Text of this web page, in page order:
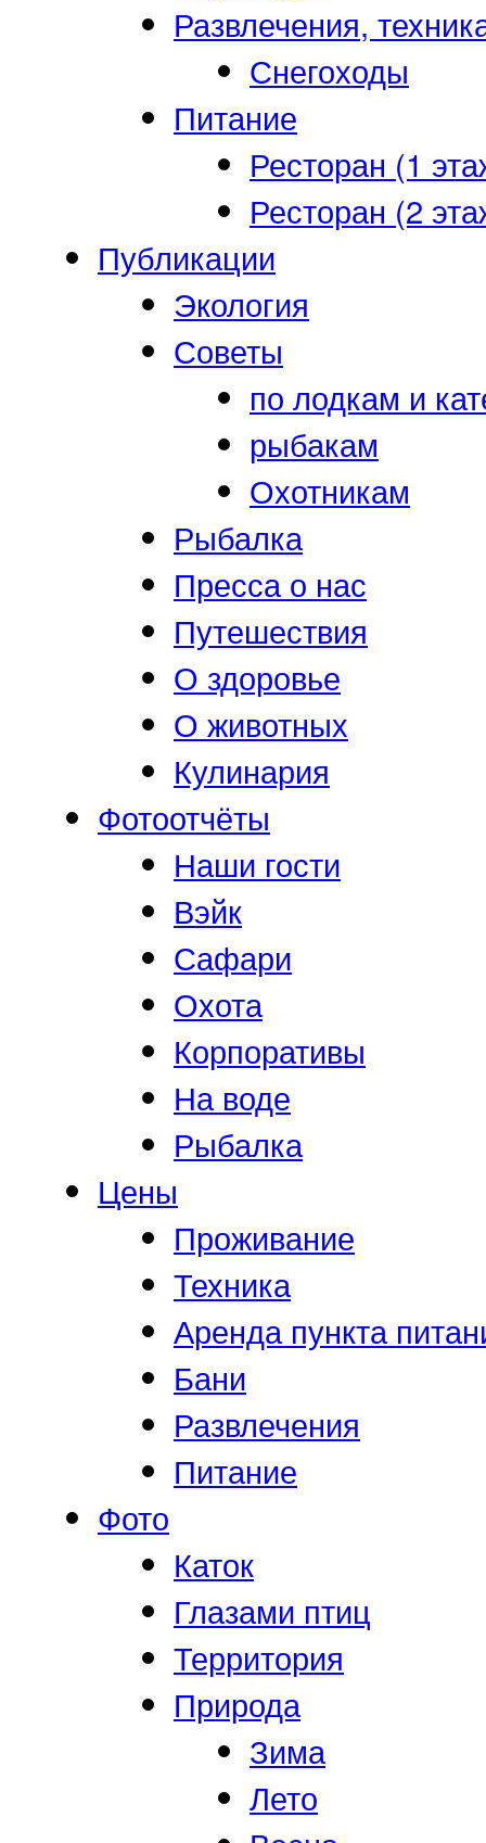
Развлечения,
Снегоходы
Питание
Ресторан (1
Ресторан (2
Публикации
Экология
Советы
по лодкам и
рыбакам
Охотникам
Рыбалка
Пресса о нас
Путешествия
О здоровье
О животных
Кулинария
Фотоотчёты
Наши гости
Вэйк
Сафари
Охота
Корпоративы
На воде
Рыбалка
Цены
Проживание
Техника
Аренда пункта
Бани
Развлечения
Питание
Фото
Каток
Глазами птиц
Территория
Природа
Зима
Лето